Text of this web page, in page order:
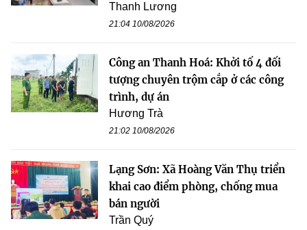
Thanh Lương
21:04 10/08/2026
Công an Thanh Hoá: Khởi tố 4 đối
tượng chuyên trộm cắp ở các công
trình, dự án
Hương Trà
21:02 10/08/2026
Lạng Sơn: Xã Hoàng Văn Thụ triển
khai cao điểm phòng, chống mua
bán người
Trần Quý